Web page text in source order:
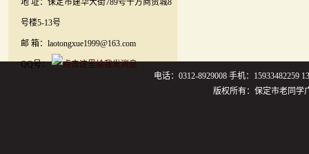
地 址：保定市建华大街789号十方商贸城8
号楼5-13号
邮 箱：laotongxue1999@163.com
QQ号：
电话：0312-8929008 手机：15933482259
版权所有：保定市老同学